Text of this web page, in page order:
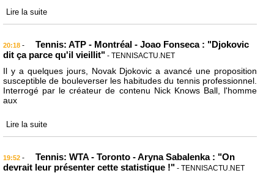
Lire la suite
20:18 -
Tennis: ATP - Montréal - Joao Fonseca : "Djokovic
dit ça parce qu'il vieillit" - TENNISACTU.NET
Il y a quelques jours, Novak Djokovic a avancé une proposition
susceptible de bouleverser les habitudes du tennis professionnel.
Interrogé par le créateur de contenu Nick Knows Ball, l'homme
aux
Lire la suite
19:52 -
Tennis: WTA - Toronto - Aryna Sabalenka : "On
devrait leur présenter cette statistique !" - TENNISACTU.NET